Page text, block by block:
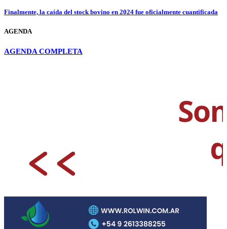
Finalmente, la caída del stock bovino en 2024 fue oficialmente cuantificada
AGENDA
AGENDA COMPLETA